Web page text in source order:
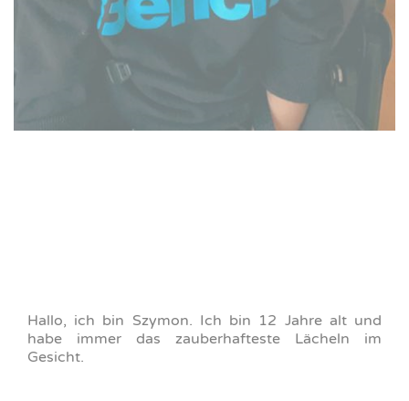
Hallo, ich bin Szymon. Ich bin 12 Jahre alt und
habe immer das zauberhafteste Lächeln im
Gesicht.